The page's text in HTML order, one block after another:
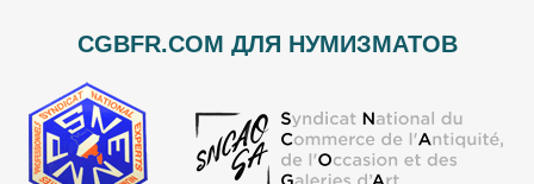
CGBFR.COM ДЛЯ НУМИЗМАТОВ